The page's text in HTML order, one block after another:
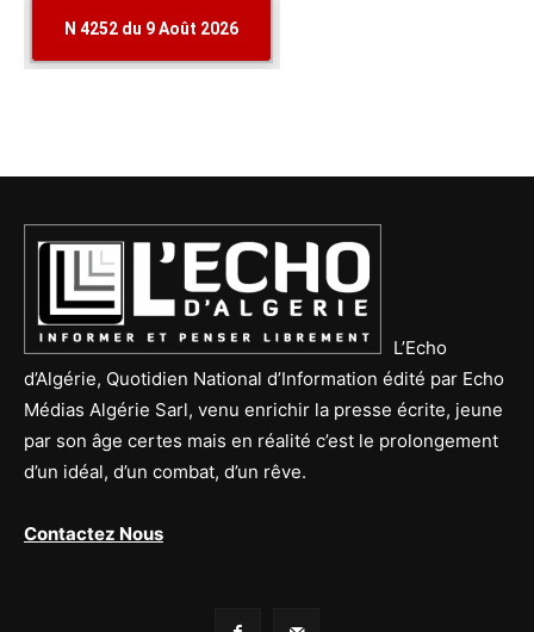
L’Echo
d’Algérie, Quotidien National d’Information édité par Echo
Médias Algérie Sarl, venu enrichir la presse écrite, jeune
par son âge certes mais en réalité c’est le prolongement
d’un idéal, d’un combat, d’un rêve.
Contactez Nous